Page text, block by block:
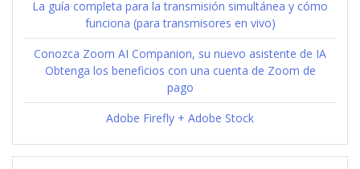
La guía completa para la transmisión simultánea y cómo
funciona (para transmisores en vivo)
Conozca Zoom AI Companion, su nuevo asistente de IA
Obtenga los beneficios con una cuenta de Zoom de
pago
Adobe Firefly + Adobe Stock